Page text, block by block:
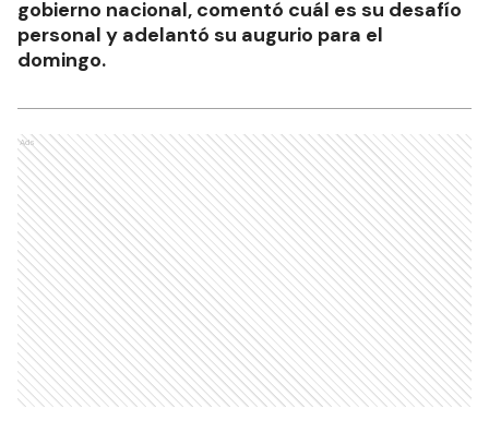
gobierno nacional, comentó cuál es su desafío
personal y adelantó su augurio para el
domingo.
Ads